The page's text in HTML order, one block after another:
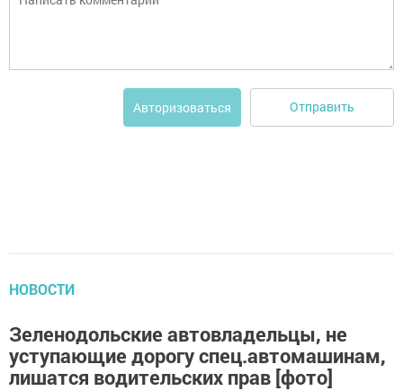
Авторизоваться Отправить
НОВОСТИ
Зеленодольские автовладельцы, не
уступающие дорогу спец.автомашинам,
лишатся водительских прав [фото]